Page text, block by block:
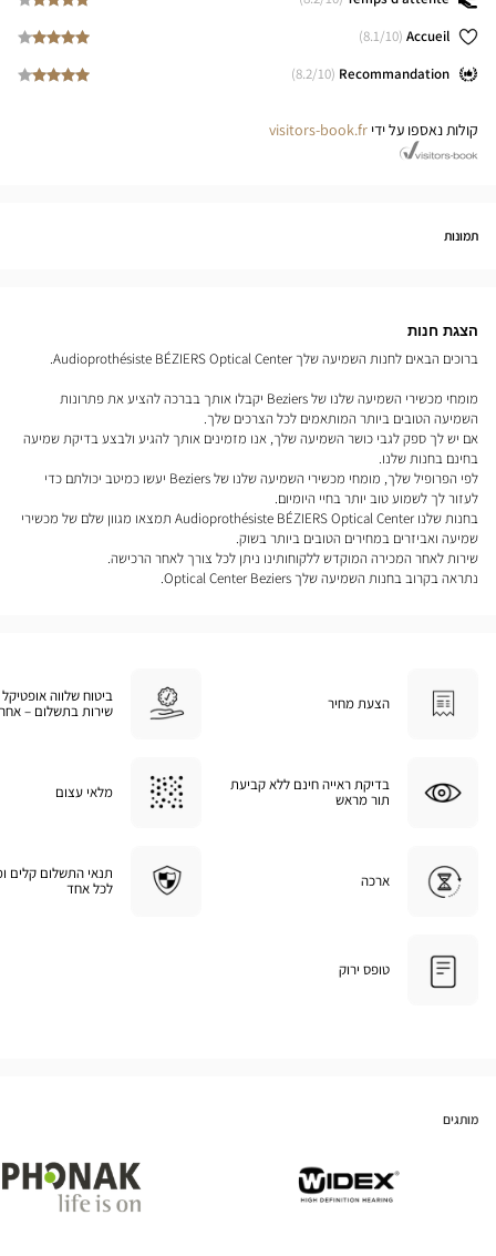
Accueil
(
8.1/10)
Recommandation
(
8.2/10)
קולות נאספו על ידי visitors-book.fr
תמונות
הצגת חנות
ברוכים הבאים לחנות השמיעה שלך Audioprothésiste BÉZIERS Optical Center.
מומחי מכשירי השמיעה שלנו של Beziers יקבלו אותך בברכה להציע את פתרונות
השמיעה הטובים ביותר המותאמים לכל הצרכים שלך.
אם יש לך ספק לגבי כושר השמיעה שלך, אנו מזמינים אותך להגיע ולבצע בדיקת שמיעה
בחינם בחנות שלנו.
לפי הפרופיל שלך, מומחי מכשירי השמיעה שלנו של Beziers יעשו כמיטב יכולתם כדי
לעזור לך לשמוע טוב יותר בחיי היומיום.
בחנות שלנו Audioprothésiste BÉZIERS Optical Center תמצאו מגוון שלם של מכשירי
שמיעה ואביזרים במחירים הטובים ביותר בשוק.
שירות לאחר המכירה המוקדש ללקוחותינו ניתן לכל צורך לאחר הרכישה.
נתראה בקרוב בחנות השמיעה שלך Optical Center Beziers.
הצעת מחיר
ביטוח שלווה
שירות בתשלום –
בדיקת ראייה חינם ללא קביעת
תור מראש
מלאי עצום
ארכה
תנאי התשלום קלים
לכל אחד
טופס ירוק
מותגים